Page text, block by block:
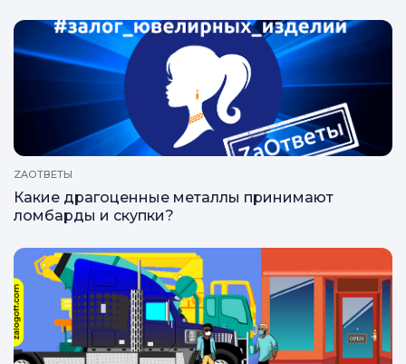
ZAОТВЕТЫ
Какие драгоценные металлы принимают
ломбарды и скупки?